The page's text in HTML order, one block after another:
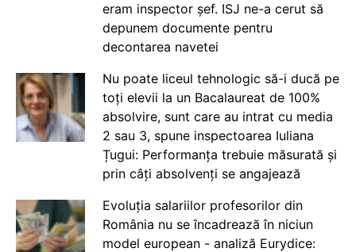
eram inspector șef. ISJ ne-a cerut să
depunem documente pentru
decontarea navetei
Nu poate liceul tehnologic să-i ducă pe
toți elevii la un Bacalaureat de 100%
absolvire, sunt care au intrat cu media
2 sau 3, spune inspectoarea Iuliana
Țugui: Performanța trebuie măsurată și
prin câți absolvenți se angajează
Evoluția salariilor profesorilor din
România nu se încadrează în niciun
model european - analiză Eurydice: